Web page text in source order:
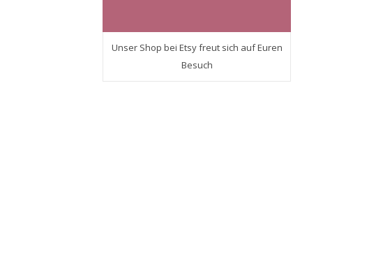
Unser Shop bei Etsy freut sich auf Euren
Besuch